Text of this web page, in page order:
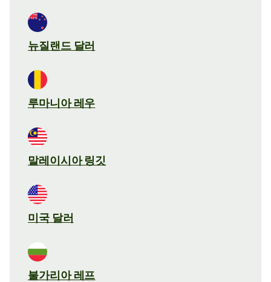
뉴질랜드 달러
루마니아 레우
말레이시아 링깃
미국 달러
불가리아 레프